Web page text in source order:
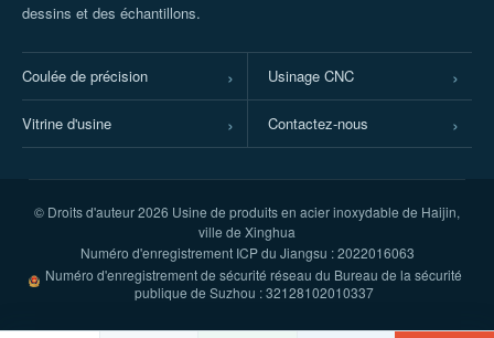
dessins et des échantillons.
Coulée de précision Usinage CNC
Vitrine d'usine Contactez-nous
© Droits d'auteur2026 Usine de produits en acier inoxydable de Haijin,
ville de Xinghua
Numéro d'enregistrement ICP du Jiangsu : 2022016063
Numéro d'enregistrement de sécurité réseau du Bureau de la sécurité
publique de Suzhou : 32128102010337